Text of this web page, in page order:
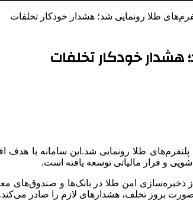
طلا رونمایی شد؛ هشدار خودکار تخلفات
هشدار خودکار تخلفات
از سامانه نظارتی برخط پلتفرم‌های طلا رونمایی
و فرار مالیاتی توسعه یافته است.
ذخیره‌سازی امن طلا در بانک‌ها و
بروز تخلف، هشدارهای لازم را صادر می‌کند.